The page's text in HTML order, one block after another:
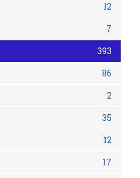
12
7
393
86
2
35
12
17